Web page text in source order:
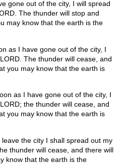
gone out of the city, I will spread
The thunder will stop and
may know that the earth is the
as I have gone out of the city, I
The thunder will cease, and
you may know that the earth is
as I have gone out of the city, I
the thunder will cease, and
you may know that the earth is
leave the city I shall spread out my
thunder will cease, and there will
know that the earth is the